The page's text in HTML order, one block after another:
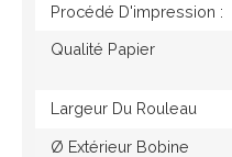
Procédé D'impression :
Qualité Papier
Largeur Du Rouleau
Ø Extérieur Bobine